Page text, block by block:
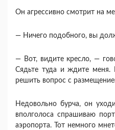
Он агрессивно смотрит на
— Ничего подобного, вы
— Вот, видите кресло, —
Сядьте туда и ждите
решить вопрос с
Недовольно бурча, он
вполголоса спрашиваю
аэропорта. Тот немного